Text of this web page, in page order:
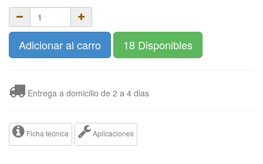
Adicionar al carro 18 Disponibles
Entrega a domicilio de 2 a 4 dias
Ficha tecnica Aplicaciones